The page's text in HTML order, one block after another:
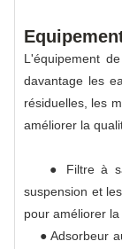
L'équipement
davantage les
résiduelles, les
améliorer la
● Filtre à
suspension et
pour améliorer la
● Adsorbeur